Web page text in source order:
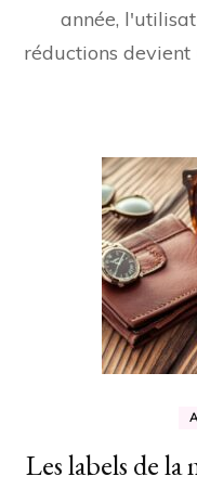
année,
réductions
Les labels de